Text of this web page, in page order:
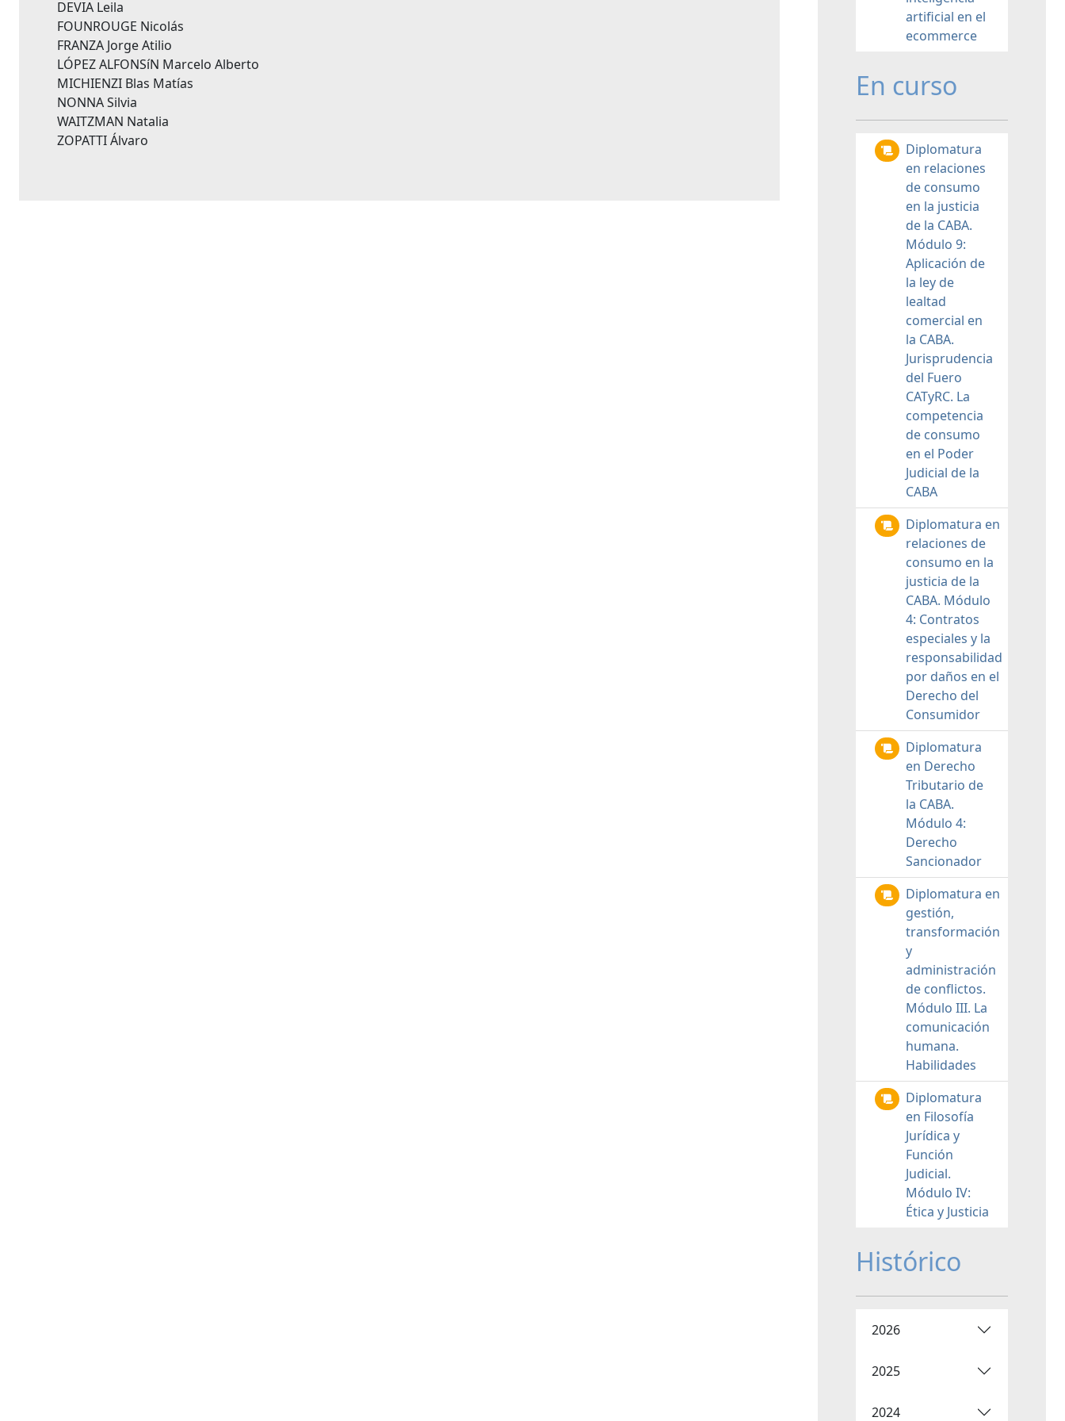
DEVIA Leila
FOUNROUGE Nicolás
FRANZA Jorge Atilio
LÓPEZ ALFONSíN Marcelo Alberto
MICHIENZI Blas Matías
NONNA Silvia
WAITZMAN Natalia
ZOPATTI Álvaro
artificial en el
ecommerce
En curso
Diplomatura
en relaciones
de consumo
en la justicia
de la CABA.
Módulo 9:
Aplicación de
la ley de
lealtad
comercial en
la CABA.
Jurisprudencia
del Fuero
CATyRC. La
competencia
de consumo
en el Poder
Judicial de la
CABA
Diplomatura en
relaciones de
consumo en la
justicia de la
CABA. Módulo
4: Contratos
especiales y la
responsabilidad
por daños en el
Derecho del
Consumidor
Diplomatura
en Derecho
Tributario de
la CABA.
Módulo 4:
Derecho
Sancionador
Diplomatura en
gestión,
transformación
y
administración
de conflictos.
Módulo III. La
comunicación
humana.
Habilidades
Diplomatura
en Filosofía
Jurídica y
Función
Judicial.
Módulo IV:
Ética y Justicia
Histórico
2026
2025
2024